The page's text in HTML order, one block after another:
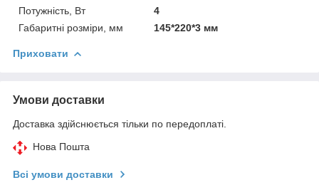
Потужність, Вт
4
Габаритні розміри, мм
145*220*3 мм
Приховати
Умови доставки
Доставка здійснюється тільки по передоплаті.
Нова Пошта
Всі умови доставки